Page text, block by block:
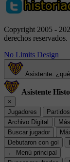
Copyright 2005 -
derechos reservados.
No Limits Design
Asistente:
Asistente
×
Jugadores
Partidos
Archivo Digital
Buscar jugador
Debutaron con gol
← Menú principal